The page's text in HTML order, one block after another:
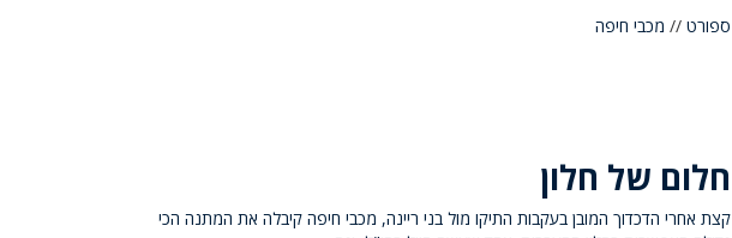
ספורט // מכבי חיפה
חלום של חלון
קצת אחרי הדכדוך המובן בעקבות התיקו מול בני ריינה, מכבי חיפה קיבלה את המתנה הכי